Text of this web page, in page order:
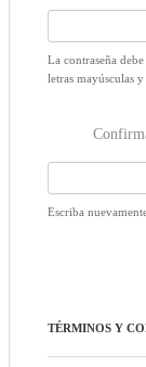
La contraseña
letras mayúsculas
Escriba
TÉRMINOS Y